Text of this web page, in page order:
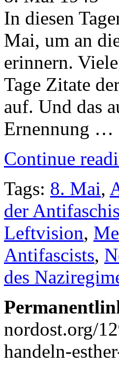
In diesen
Mai, um an
erinnern.
Tage Zitate
auf. Und das
Ernennung …
Continue
Tags: 8. Mai,
der
Leftvision,
Antifascists,
des
nordost.org/
handeln-